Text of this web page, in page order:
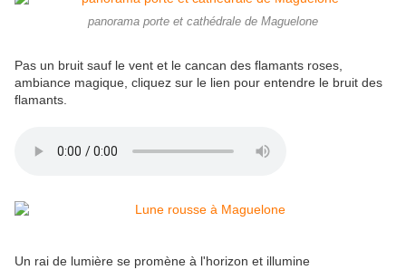
panorama porte et cathédrale de Maguelone
Pas un bruit sauf le vent et le cancan des flamants roses,
ambiance magique, cliquez sur le lien pour entendre le bruit des
flamants.
Un rai de lumière se promène à l'horizon et illumine